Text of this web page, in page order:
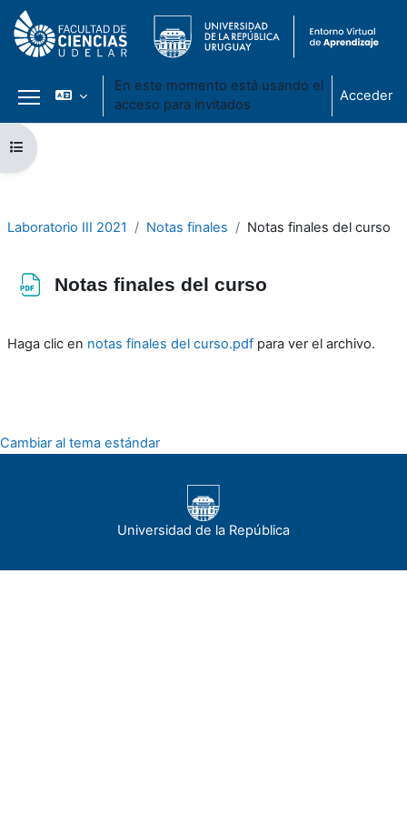
Salta al contenido principal
Panel lateral
En este momento está usando el
acceso para invitados
Acceder
Abrir índice del curso
Laboratorio III 2021 Notas finales Notas finales del curso
Notas finales del curso
Haga clic en notas finales del curso.pdf para ver el archivo.
Cambiar al tema estándar
Universidad de la República